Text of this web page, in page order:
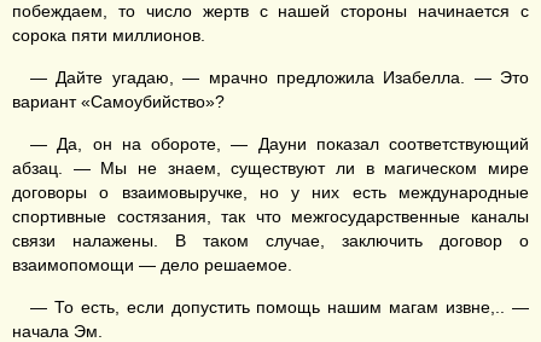
побеждаем, то число жертв с нашей стороны начинается с
сорока пяти миллионов.
— Дайте угадаю, — мрачно предложила Изабелла. — Это
вариант «Самоубийство»?
— Да, он на обороте, — Дауни показал соответствующий
абзац. — Мы не знаем, существуют ли в магическом мире
договоры о взаимовыручке, но у них есть международные
спортивные состязания, так что межгосударственные каналы
связи налажены. В таком случае, заключить договор о
взаимопомощи — дело решаемое.
— То есть, если допустить помощь нашим магам извне,.. —
начала Эм.